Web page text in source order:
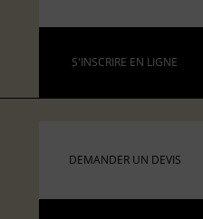
S'INSCRIRE EN LIGNE
DEMANDER UN DEVIS